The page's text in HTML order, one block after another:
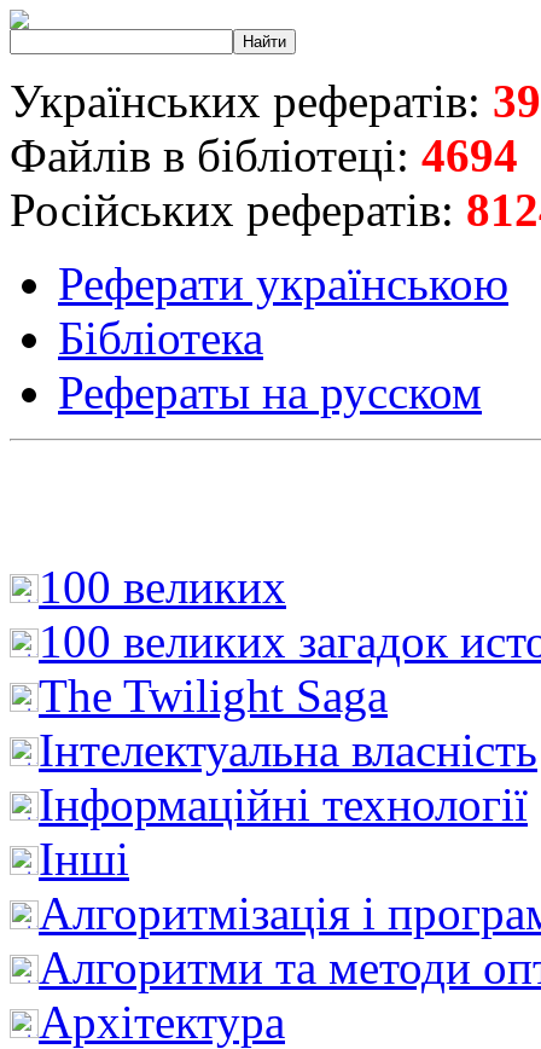
Українських рефератів:
Файлів в бібліотеці: 4694
Російських рефератів:
Реферати українською
Бібліотека
Рефераты на русском
100 великих
100 великих загадок
The Twilight Saga
Інтелектуальна влaсність
Інформаційні технології
Інші
Алгоритмізація і
Алгоритми та методи
Архітектура